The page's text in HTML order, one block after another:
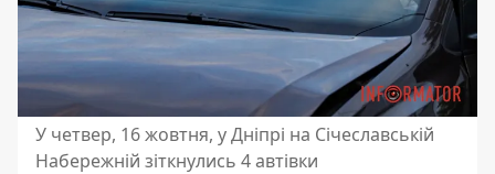
У четвер, 16 жовтня, у Дніпрі на Січеславській
Набережній зіткнулись 4 автівки